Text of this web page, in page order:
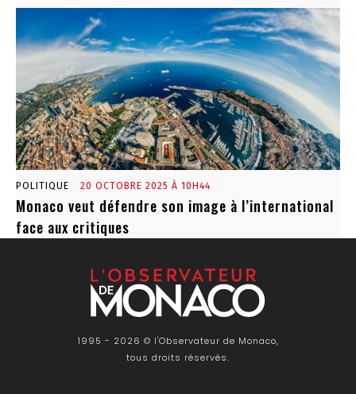
POLITIQUE 20 OCTOBRE 2025 À 10H44
Monaco veut défendre son image à l’international
face aux critiques
1995 - 2026 © l'Observateur de Monaco,
tous droits réservés.